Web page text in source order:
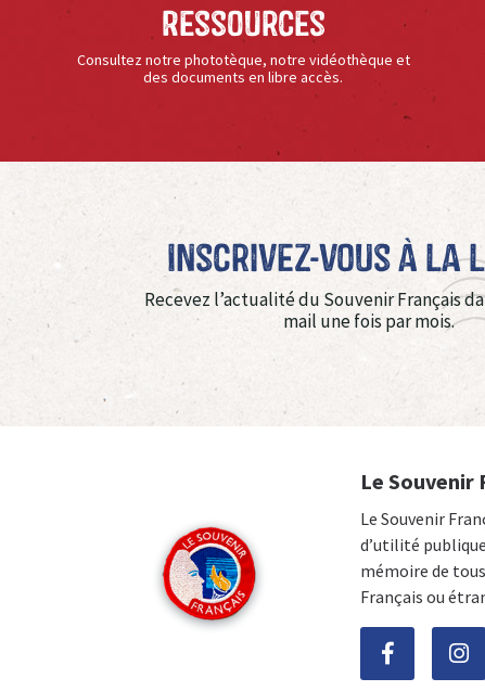
Ressources
Consultez notre phototèque, notre vidéothèque et
des documents en libre accès.
Inscrivez-vous à La
Recevez l’actualité du Souvenir Français
mail une fois par mois.
Le Souvenir
Le Souvenir
d’utilité
mémoire de
Français ou